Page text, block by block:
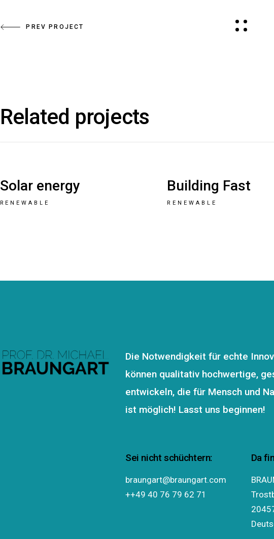
PREV PROJECT
Related projects
Solar energy
RENEWABLE
Building Fast
RENEWABLE
Die Notwendigkeit für echte
können qualitativ hochwertige,
entwickeln, die für Mensch und
ist möglich! Lasst uns beginnen!
Sei nicht schüchtern:
braungart@braungart.com
++49 40 76 79 62 71
Da